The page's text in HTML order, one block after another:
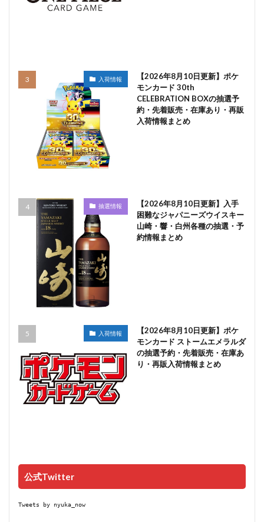
入荷情報
【2026年8月10日更新】ポケ
モンカード 30th
CELEBRATION BOXの抽選予
約・先着販売・在庫あり・再販
入荷情報まとめ
抽選情報
【2026年8月10日更新】入手
困難なジャパニーズウイスキー
山崎・響・白州各種の抽選・予
約情報まとめ
入荷情報
【2026年8月10日更新】ポケ
モンカード ストームエメラルダ
の抽選予約・先着販売・在庫あ
り・再販入荷情報まとめ
公式Twitter
Tweets by nyuka_now